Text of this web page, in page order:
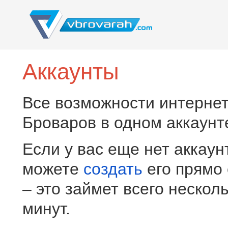
Аккаунты
Все возможности
Броваров в одном
Если у вас еще нет
можете создать его прямо
– это займет всего
минут.